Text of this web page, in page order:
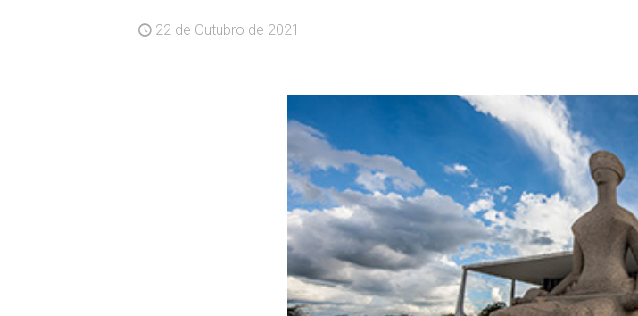
22 de Outubro de 2021